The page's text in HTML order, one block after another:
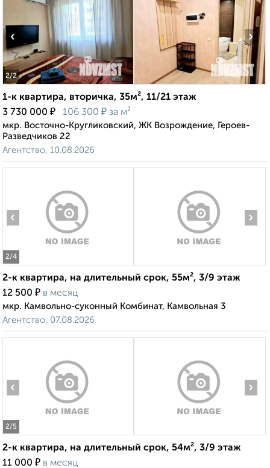
2/2
‹ ›
1-к квартира, вторичка, 35м², 11/21 этаж
3 730 000 ₽ 106 300 ₽ за м²
мкр. Восточно-Кругликовский, ЖК Возрождение, Героев-
Разведчиков 22
Агентство, 10.08.2026
2/4
‹ ›
2-к квартира, на длительный срок, 55м², 3/9 этаж
12 500 ₽ в месяц
мкр. Камвольно-суконный Комбинат, Камвольная 3
Агентство, 07.08.2026
2/5
‹ ›
2-к квартира, на длительный срок, 54м², 3/9 этаж
11 000 ₽ в месяц